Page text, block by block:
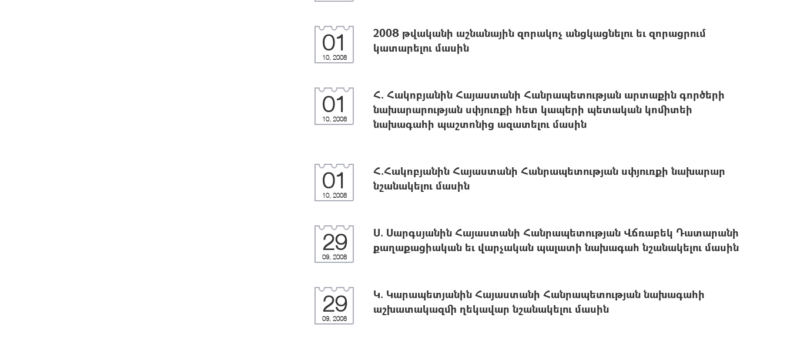
01
10, 2008
2008 թվականի աշնանային զորակոչ անցկացնելու եւ զորացրում
կատարելու մասին
01
10, 2008
Հ. Հակոբյանին Հայաստանի Հանրապետության արտաքին գործերի
նախարարության սփյուռքի հետ կապերի պետական կոմիտեի
նախագահի պաշտոնից ազատելու մասին
01
10, 2008
Հ.Հակոբյանին Հայաստանի Հանրապետության սփյուռքի նախարար
նշանակելու մասին
29
09, 2008
Ս. Սարգսյանին Հայաստանի Հանրապետության Վճռաբեկ Դատարանի
քաղաքացիական եւ վարչական պալատի նախագահ նշանակելու մասին
29
09, 2008
Կ. Կարապետյանին Հայաստանի Հանրապետության նախագահի
աշխատակազմի ղեկավար նշանակելու մասին